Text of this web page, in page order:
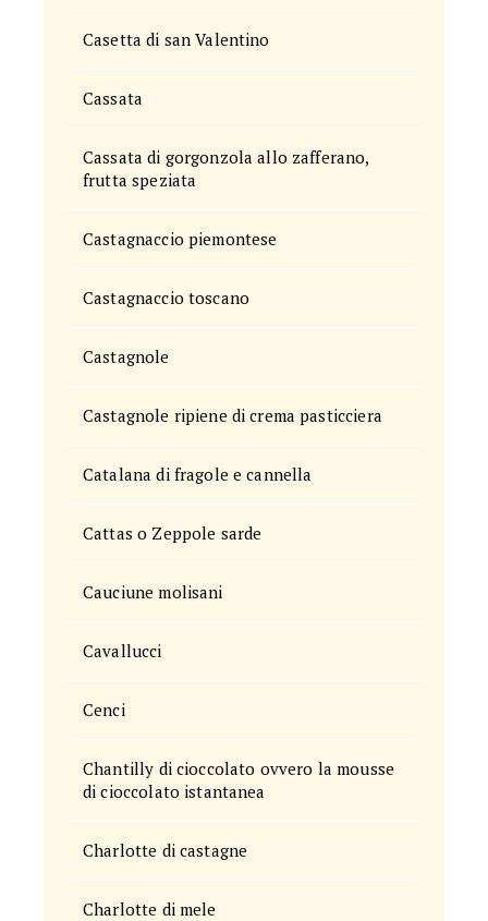
Casetta di san Valentino
Cassata
Cassata di gorgonzola allo zafferano,
frutta speziata
Castagnaccio piemontese
Castagnaccio toscano
Castagnole
Castagnole ripiene di crema pasticciera
Catalana di fragole e cannella
Cattas o Zeppole sarde
Cauciune molisani
Cavallucci
Cenci
Chantilly di cioccolato ovvero la mousse
di cioccolato istantanea
Charlotte di castagne
Charlotte di mele